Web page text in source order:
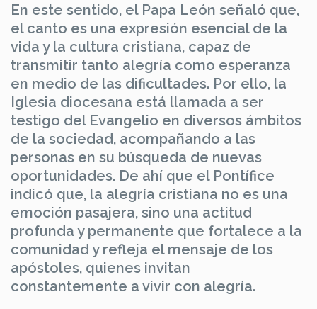
En este sentido, el Papa León señaló que,
el canto es una expresión esencial de la
vida y la cultura cristiana, capaz de
transmitir tanto alegría como esperanza
en medio de las dificultades. Por ello, la
Iglesia diocesana está llamada a ser
testigo del Evangelio en diversos ámbitos
de la sociedad, acompañando a las
personas en su búsqueda de nuevas
oportunidades. De ahí que el Pontífice
indicó que, la alegría cristiana no es una
emoción pasajera, sino una actitud
profunda y permanente que fortalece a la
comunidad y refleja el mensaje de los
apóstoles, quienes invitan
constantemente a vivir con alegría.